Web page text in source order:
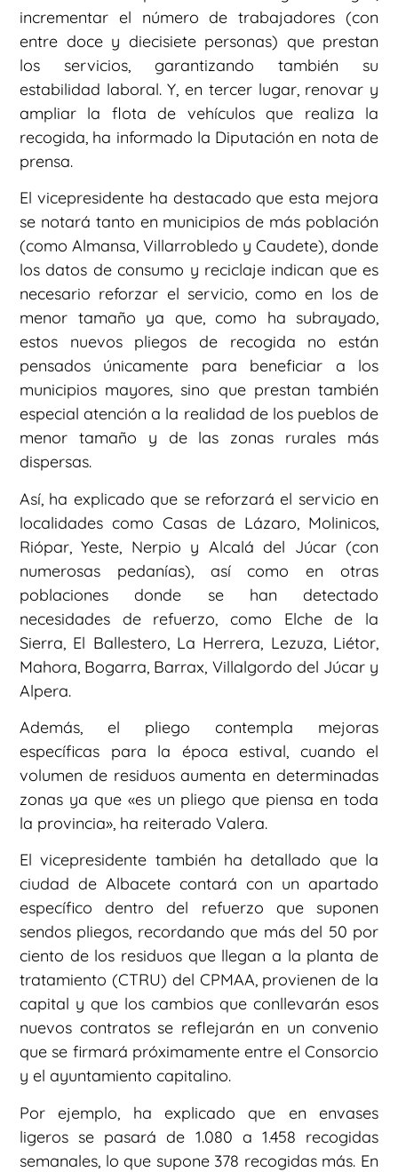
incrementar el número de trabajadores (con
entre doce y diecisiete personas) que prestan
los servicios, garantizando también su
estabilidad laboral. Y, en tercer lugar, renovar y
ampliar la flota de vehículos que realiza la
recogida, ha informado la Diputación en nota de
prensa.
El vicepresidente ha destacado que esta mejora
se notará tanto en municipios de más población
(como Almansa, Villarrobledo y Caudete), donde
los datos de consumo y reciclaje indican que es
necesario reforzar el servicio, como en los de
menor tamaño ya que, como ha subrayado,
estos nuevos pliegos de recogida no están
pensados únicamente para beneficiar a los
municipios mayores, sino que prestan también
especial atención a la realidad de los pueblos de
menor tamaño y de las zonas rurales más
dispersas.
Así, ha explicado que se reforzará el servicio en
localidades como Casas de Lázaro, Molinicos,
Riópar, Yeste, Nerpio y Alcalá del Júcar (con
numerosas pedanías), así como en otras
poblaciones donde se han detectado
necesidades de refuerzo, como Elche de la
Sierra, El Ballestero, La Herrera, Lezuza, Liétor,
Mahora, Bogarra, Barrax, Villalgordo del Júcar y
Alpera.
Además, el pliego contempla mejoras
específicas para la época estival, cuando el
volumen de residuos aumenta en determinadas
zonas ya que «es un pliego que piensa en toda
la provincia», ha reiterado Valera.
El vicepresidente también ha detallado que la
ciudad de Albacete contará con un apartado
específico dentro del refuerzo que suponen
sendos pliegos, recordando que más del 50 por
ciento de los residuos que llegan a la planta de
tratamiento (CTRU) del CPMAA, provienen de la
capital y que los cambios que conllevarán esos
nuevos contratos se reflejarán en un convenio
que se firmará próximamente entre el Consorcio
y el ayuntamiento capitalino.
Por ejemplo, ha explicado que en envases
ligeros se pasará de 1.080 a 1.458 recogidas
semanales, lo que supone 378 recogidas más. En